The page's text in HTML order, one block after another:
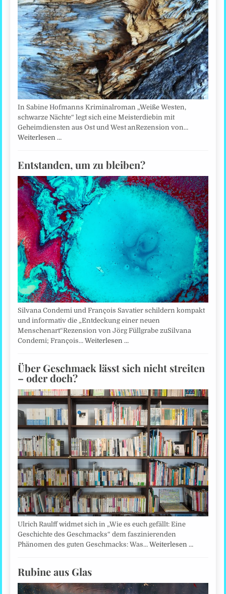
In Sabine Hofmanns Kriminalroman „Weiße Westen,
schwarze Nächte“ legt sich eine Meisterdiebin mit
Geheimdiensten aus Ost und West anRezension von…
Weiterlesen …
Entstanden, um zu bleiben?
Silvana Condemi und François Savatier schildern kompakt
und informativ die „Entdeckung einer neuen
Menschenart“Rezension von Jörg Füllgrabe zuSilvana
Condemi; François…Weiterlesen …
Über Geschmack lässt sich nicht streiten
– oder doch?
Ulrich Raulff widmet sich in „Wie es euch gefällt: Eine
Geschichte des Geschmacks“ dem faszinierenden
Phänomen des guten Geschmacks: Was…Weiterlesen …
Rubine aus Glas